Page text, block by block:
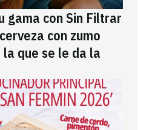
gama con Sin Filtrar
con zumo
que se le da la